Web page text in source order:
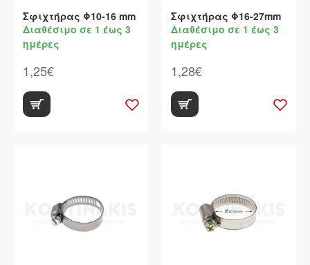
Σφιχτήρας Φ10-16 mm
Διαθέσιμο σε 1 έως 3
ημέρες
1,25€
Σφιχτήρας Φ16-27mm
Διαθέσιμο σε 1 έως 3
ημέρες
1,28€